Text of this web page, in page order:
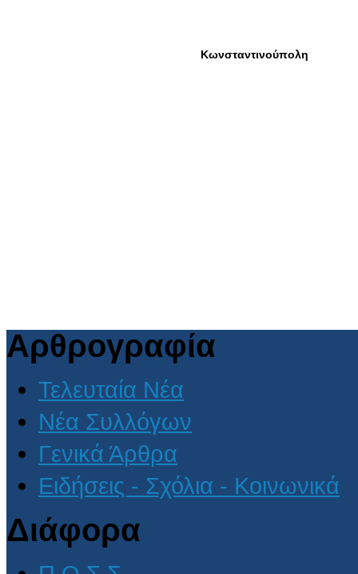
Αρθρογραφία
Τελευταία Νέα
Νέα Συλλόγων
Γενικά Άρθρα
Ειδήσεις - Σχόλια - Κοινωνικά
Διάφορα